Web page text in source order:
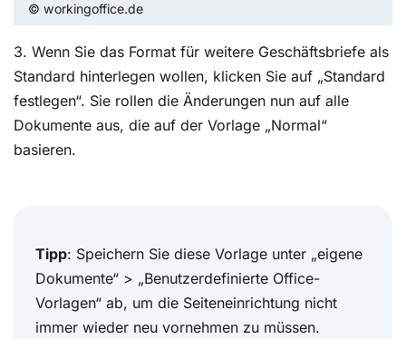
© workingoffice.de
3. Wenn Sie das Format für weitere Geschäftsbriefe als
Standard hinterlegen wollen, klicken Sie auf „Standard
festlegen“. Sie rollen die Änderungen nun auf alle
Dokumente aus, die auf der Vorlage „Normal“
basieren.
Tipp: Speichern Sie diese Vorlage unter „eigene
Dokumente“ > „Benutzerdefinierte Office-
Vorlagen“ ab, um die Seiteneinrichtung nicht
immer wieder neu vornehmen zu müssen.